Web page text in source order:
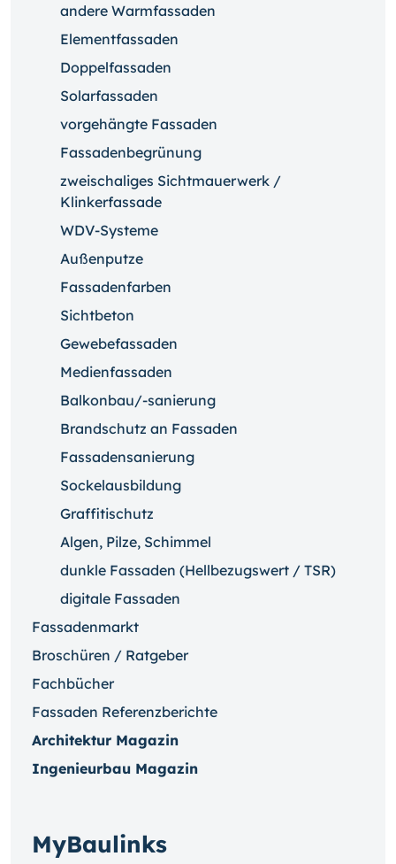
andere Warmfassaden
Elementfassaden
Doppelfassaden
Solarfassaden
vorgehängte Fassaden
Fassadenbegrünung
zweischaliges Sichtmauerwerk /
Klinkerfassade
WDV-Systeme
Außenputze
Fassadenfarben
Sichtbeton
Gewebefassaden
Medienfassaden
Balkonbau/-sanierung
Brandschutz an Fassaden
Fassadensanierung
Sockelausbildung
Graffitischutz
Algen, Pilze, Schimmel
dunkle Fassaden (Hellbezugswert / TSR)
digitale Fassaden
Fassadenmarkt
Broschüren / Ratgeber
Fachbücher
Fassaden Referenzberichte
Architektur Magazin
Ingenieurbau Magazin
MyBaulinks